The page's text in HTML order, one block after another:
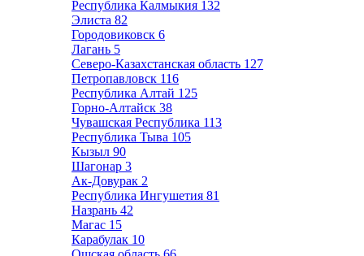
Республика Калмыкия 132
Элиста 82
Городовиковск 6
Лагань 5
Северо-Казахстанская область 127
Петропавловск 116
Республика Алтай 125
Горно-Алтайск 38
Чувашская Республика 113
Республика Тыва 105
Кызыл 90
Шагонар 3
Ак-Довурак 2
Республика Ингушетия 81
Назрань 42
Магас 15
Карабулак 10